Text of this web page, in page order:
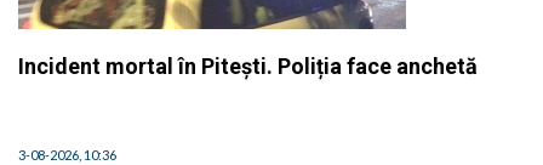
Incident mortal în Pitești. Poliția face anchetă
3-08-2026, 10:36